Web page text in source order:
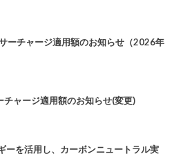
ーチャージ適用額のお知らせ（2026年
ャージ適用額のお知らせ(変更)
ーを活用し、カーボンニュートラル実